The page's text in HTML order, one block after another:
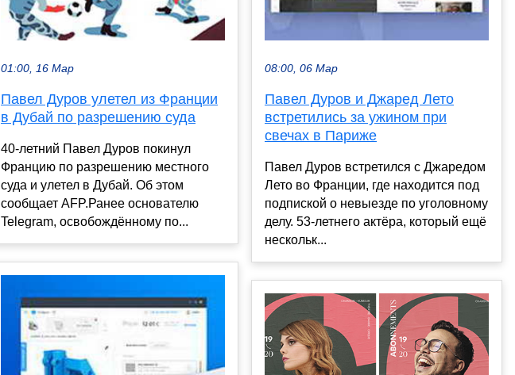
01:00, 16 Мар
Павел Дуров улетел из Франции
в Дубай по разрешению суда
40-летний Павел Дуров покинул
Францию по разрешению местного
суда и улетел в Дубай. Об этом
сообщает AFP.Ранее основателю
Telegram, освобождённому по...
08:00, 06 Мар
Павел Дуров и Джаред Лето
встретились за ужином при
свечах в Париже
Павел Дуров встретился с Джаредом
Лето во Франции, где находится под
подпиской о невыезде по уголовному
делу. 53-летнего актёра, который ещё
нескольк...